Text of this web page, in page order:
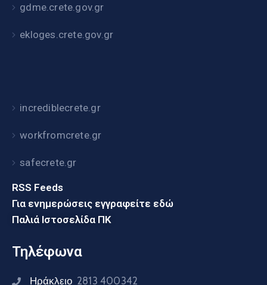
gdme.crete.gov.gr
ekloges.crete.gov.gr
incrediblecrete.gr
workfromcrete.gr
safecrete.gr
RSS Feeds
Για ενημερώσεις εγγραφείτε εδώ
Παλιά Ιστοσελίδα ΠΚ
Τηλέφωνα
Ηράκλειο 2813 400342